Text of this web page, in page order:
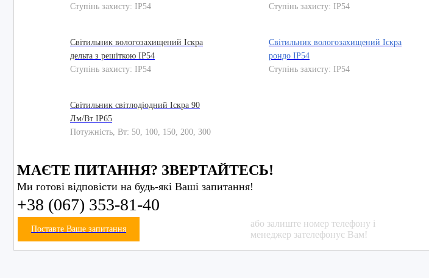
Ступінь захисту: IP54
Ступінь захисту: IP54
Світильник вологозахищений Іскра
дельта з решіткою IP54
Ступінь захисту: IP54
Світильник вологозахищений Іскра
рондо IP54
Ступінь захисту: IP54
Світильник світлодіодний Іскра 90
Лм/Вт IP65
Потужність, Вт: 50, 100, 150, 200, 300
МАЄТЕ ПИТАННЯ? ЗВЕРТАЙТЕСЬ!
Ми готові відповісти на будь-які Ваші запитання!
+38 (067) 353-81-40
Поставте Ваше запитання
або залиште номер телефону і
менеджер зателефонує Вам!